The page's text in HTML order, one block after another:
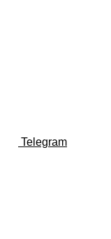
Telegram